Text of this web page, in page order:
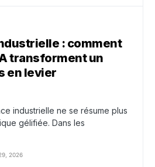
: comment
transforment un
en levier
industrielle ne se résume plus
gélifiée. Dans les
2026